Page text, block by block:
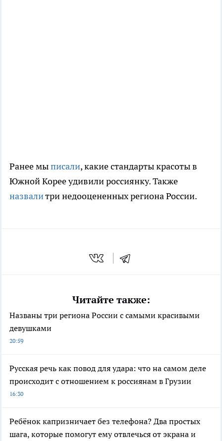
Ранее мыписали, какие стандарты красоты в
Южной Корее удивили россиянку. Также
назвалитри недооцененных региона России.
Читайте также:
Названы три региона России с самыми красивыми
девушками
20:59
Русская речь как повод для удара: что на самом деле
происходит с отношением к россиянам в Грузии
16:30
Ребёнок капризничает без телефона? Два простых
шага, которые помогут ему отвлечься от экрана и